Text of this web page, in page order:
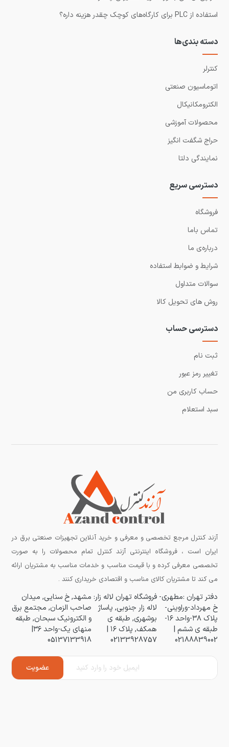
استفاده از PLC برای کارگاه‌های کوچک چقدر هزینه داره؟
دسته بندی‌ها
کنترلر
اتوماسیون صنعتی
الکترومکانیکال
محصولات آموزشی
حراج شگفت انگیز
نمایندگی دلتا
دسترسی سریع
فروشگاه
تماس باما
درباره‌ی ما
شرایط و ضوابط استفاده
سوالات متداول
روش های تحویل کالا
دسترسی حساب
ثبت نام
تغییر رمز عبور
حساب کاربری من
سبد استعلام
آزند کنترل مرجع تخصصی و معرفی و خرید آنلاین تجهیزات صنعتی برق در
ایران است ، فروشگاه اینترنتی آزند کنترل تمام محصولات را به صورت
تخصصی معرفی کرده و با قیمت مناسب و خدمات مناسب به مشتریان ارائه
می کند تا مشتریان کالای مناسب و اقتصادی خریداری کنند .
دفتر تهران :مطهری-
خ مهرداد-وراوینی-
پلاک ۳۸-واحد ۱۶-
طبقه ی ششم |
02188839002
فروشگاه تهران لاله زار:
لاله زار جنوبی, پاساژ
بوشهری, طبقه ی
همکف, پلاک ۱۶ |
02133928757
مشهد, خ سنایی, میدان
صاحب الزمان, مجتمع برق
و الکترونیک سبحان, طبقه
منهای یک-واحد ۳۶|
05137133918